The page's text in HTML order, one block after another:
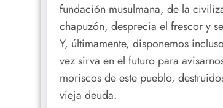
fundación musulmana, de la
chapuzón, desprecia el frescor y
Y, últimamente, disponemos
vez sirva en el futuro para
moriscos de este pueblo,
vieja deuda.